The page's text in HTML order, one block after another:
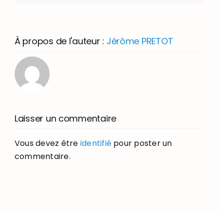
À propos de l'auteur : Jérôme PRETOT
Laisser un commentaire
Vous devez être identifié pour poster un
commentaire.